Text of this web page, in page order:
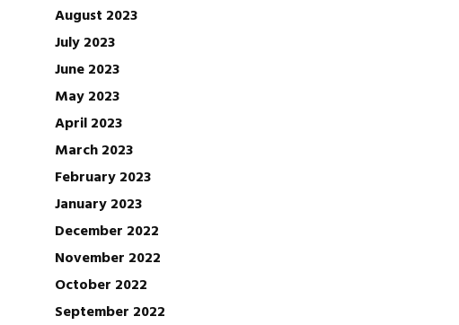
August 2023
July 2023
June 2023
May 2023
April 2023
March 2023
February 2023
January 2023
December 2022
November 2022
October 2022
September 2022